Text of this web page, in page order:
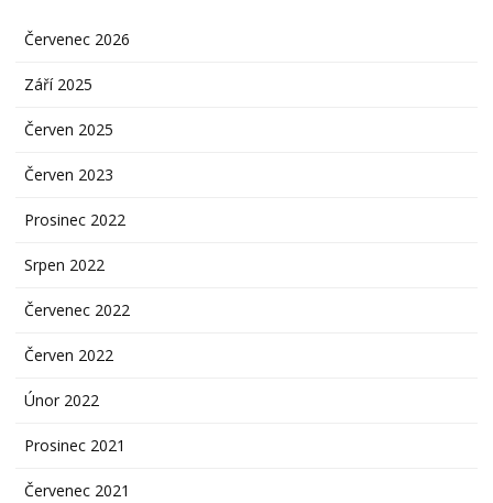
Červenec 2026
Září 2025
Červen 2025
Červen 2023
Prosinec 2022
Srpen 2022
Červenec 2022
Červen 2022
Únor 2022
Prosinec 2021
Červenec 2021